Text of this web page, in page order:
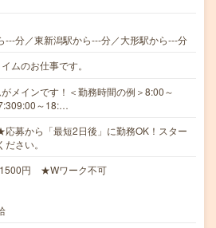
---分／東新潟駅から---分／大形駅から---分
ムのお仕事です。
メインです！＜勤務時間の例＞8:00～
～18:…
募から「最短2日後」に勤務OK！スター
さい。
円 ★Wワーク不可